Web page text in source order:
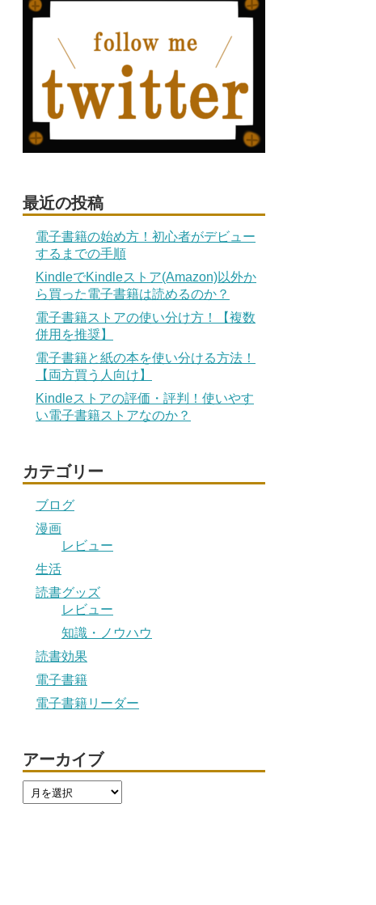
最近の投稿
電子書籍の始め方！初心者がデビュー
するまでの手順
KindleでKindleストア(Amazon)以外か
ら買った電子書籍は読めるのか？
電子書籍ストアの使い分け方！【複数
併用を推奨】
電子書籍と紙の本を使い分ける方法！
【両方買う人向け】
Kindleストアの評価・評判！使いやす
い電子書籍ストアなのか？
カテゴリー
ブログ
漫画
レビュー
生活
読書グッズ
レビュー
知識・ノウハウ
読書効果
電子書籍
電子書籍リーダー
アーカイブ